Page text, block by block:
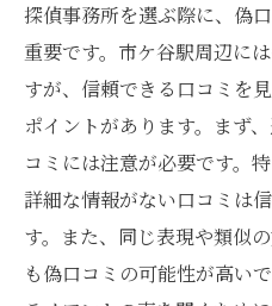
探偵事務所を選ぶ際に、偽
重要です。市ケ谷駅周辺に
すが、信頼できる口コミを
ポイントがあります。まず
コミには注意が必要です。
詳細な情報がない口コミは
す。また、同じ表現や類似
も偽口コミの可能性が高い